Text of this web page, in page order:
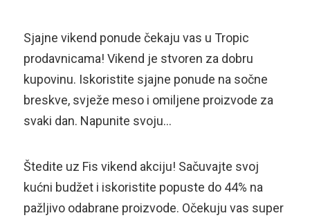
Sjajne vikend ponude čekaju vas u Tropic
prodavnicama! Vikend je stvoren za dobru
kupovinu. Iskoristite sjajne ponude na sočne
breskve, svježe meso i omiljene proizvode za
svaki dan. Napunite svoju…
Štedite uz Fis vikend akciju! Sačuvajte svoj
kućni budžet i iskoristite popuste do 44% na
pažljivo odabrane proizvode. Očekuju vas super